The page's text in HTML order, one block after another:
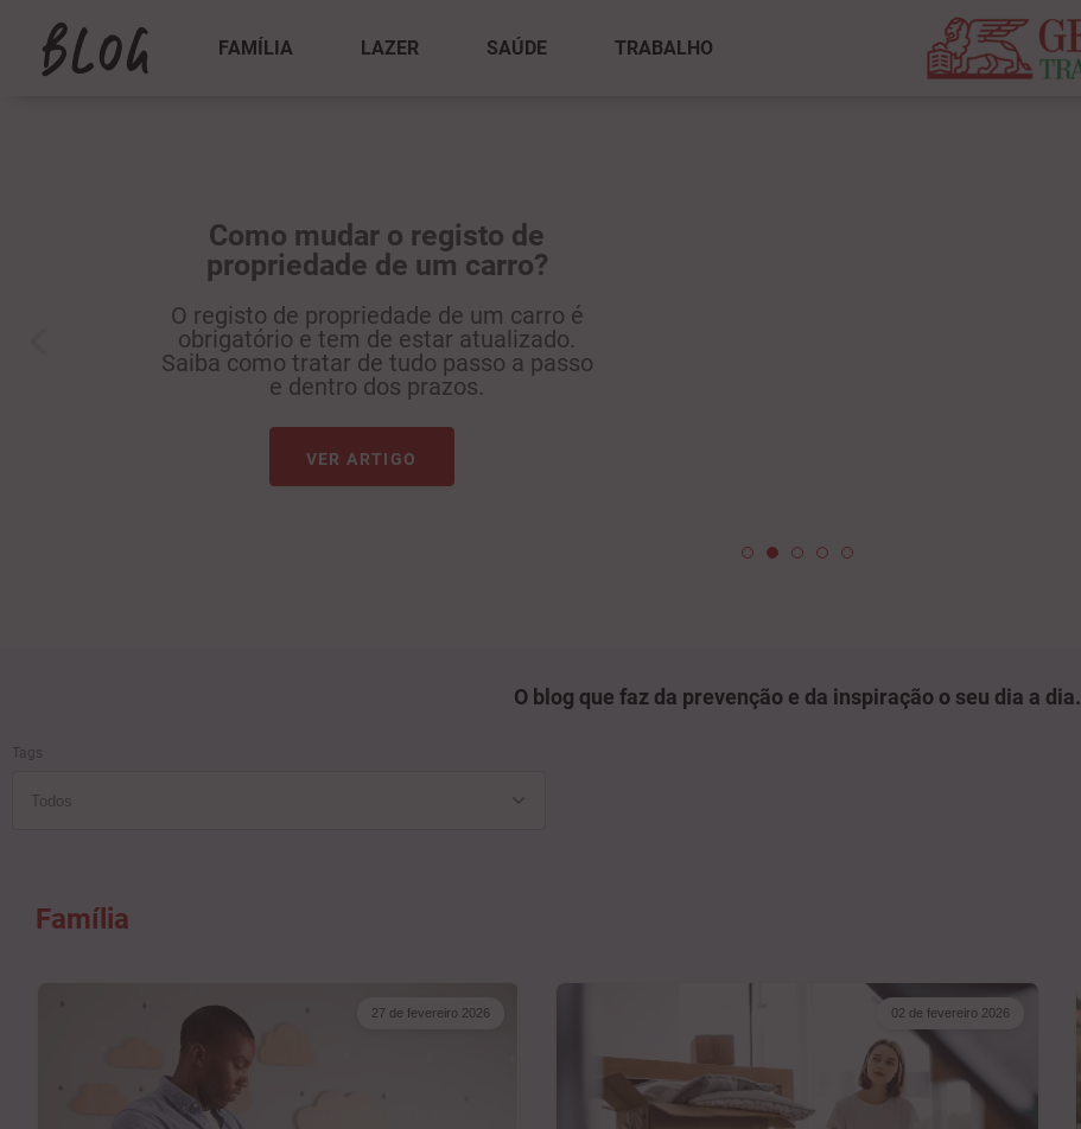
FAMÍLIA LAZER SAÚDE TRABALHO
O blog que faz da prevenção e da inspiração o seu dia a dia.
Tags
Família
27 de fevereiro 2026 02 de fevereiro 2026